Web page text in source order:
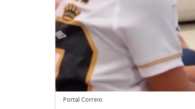
Portal Correio